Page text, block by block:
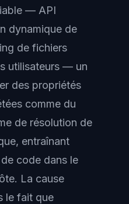
— API
dynamique de
de fichiers
utilisateurs — un
des propriétés
comme du
de résolution de
entraînant
code dans le
La cause
le fait que